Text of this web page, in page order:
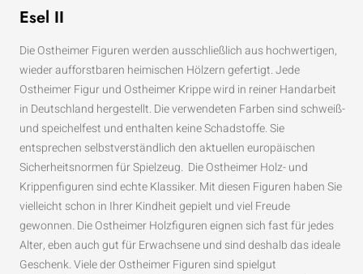
Esel II
Die Ostheimer Figuren werden ausschließlich aus hochwertigen,
wieder aufforstbaren heimischen Hölzern gefertigt. Jede
Ostheimer Figur und Ostheimer Krippe wird in reiner Handarbeit
in Deutschland hergestellt. Die verwendeten Farben sind schweiß-
und speichelfest und enthalten keine Schadstoffe. Sie
entsprechen selbstverständlich den aktuellen europäischen
Sicherheitsnormen für Spielzeug. Die Ostheimer Holz- und
Krippenfiguren sind echte Klassiker. Mit diesen Figuren haben Sie
vielleicht schon in Ihrer Kindheit gepielt und viel Freude
gewonnen. Die Ostheimer Holzfiguren eignen sich fast für jedes
Alter, eben auch gut für Erwachsene und sind deshalb das ideale
Geschenk. Viele der Ostheimer Figuren sind spielgut